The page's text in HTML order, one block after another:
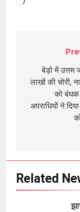
बेड़ो में उत्तम
लाखों की चोरी,
को बंधक
अपराधियों ने
Related